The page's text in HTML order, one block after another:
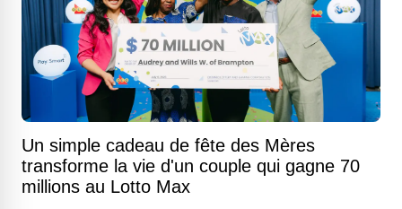
Un simple cadeau de fête des Mères
transforme la vie d'un couple qui gagne 70
millions au Lotto Max